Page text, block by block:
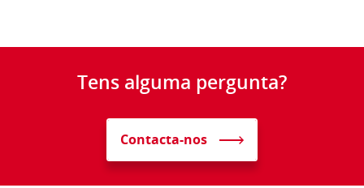
Tens alguma pergunta?
Contacta-nos